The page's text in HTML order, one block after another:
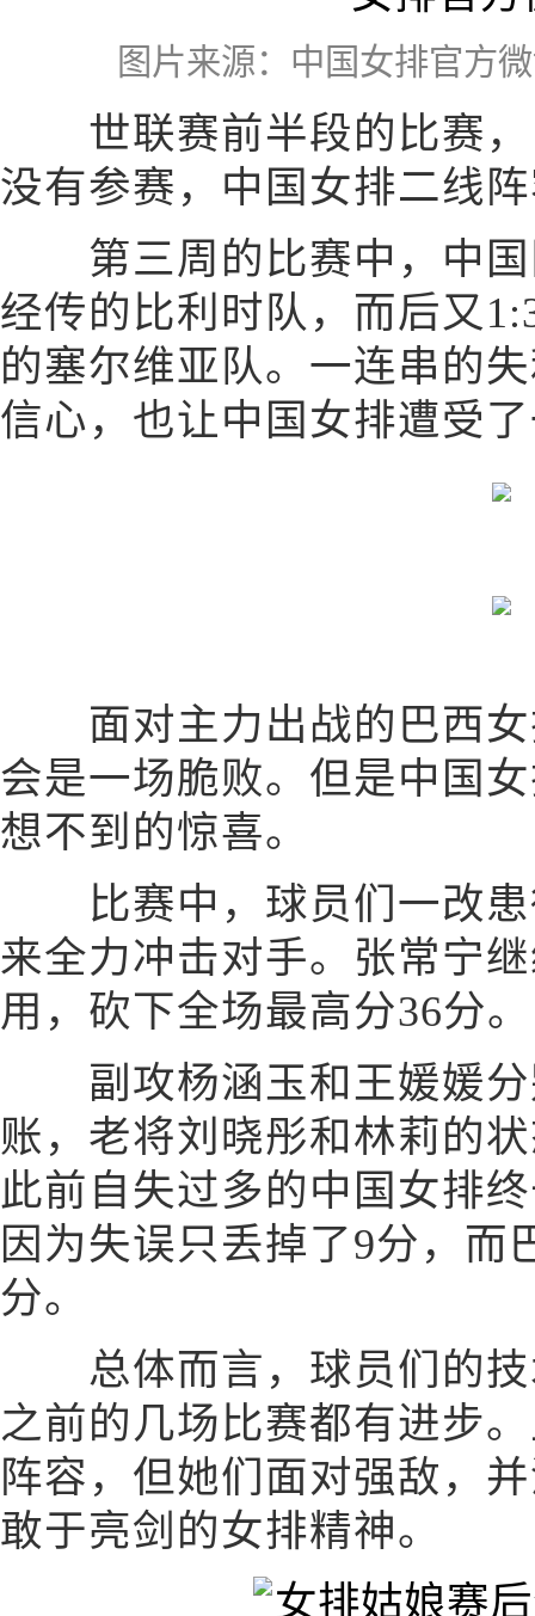
图片来源：中国女排官方
世联赛前半段的比赛，
没有参赛，中国女排二线
第三周的比赛中，中国
经传的比利时队，而后又
的塞尔维亚队。一连串的
信心，也让中国女排遭受
面对主力出战的巴西女
会是一场脆败。但是中国
想不到的惊喜。
比赛中，球员们一改患
来全力冲击对手。张常宁
用，砍下全场最高分36分。
副攻杨涵玉和王媛媛分
账，老将刘晓彤和林莉的
此前自失过多的中国女排
因为失误只丢掉了9分，而
分。
总体而言，球员们的技
之前的几场比赛都有进步
阵容，但她们面对强敌，
敢于亮剑的女排精神。